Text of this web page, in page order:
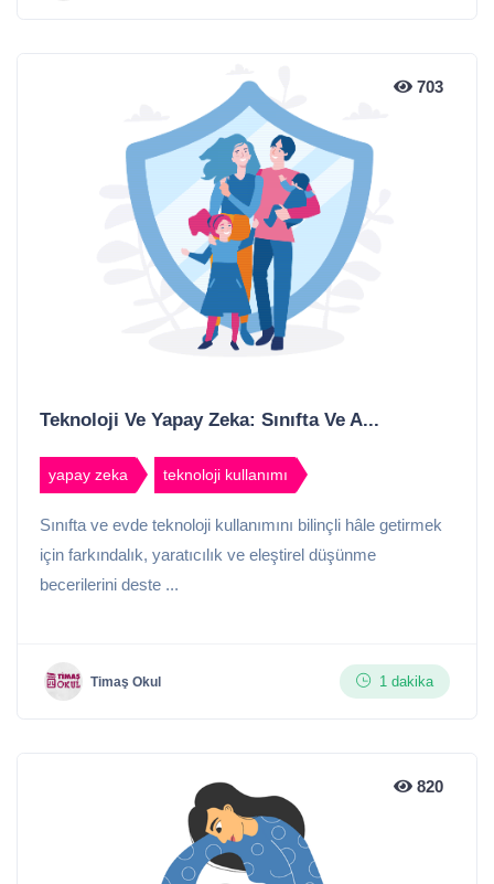
703
Teknoloji Ve Yapay Zeka: Sınıfta Ve A...
yapay zeka teknoloji kullanımı
Sınıfta ve evde teknoloji kullanımını bilinçli hâle getirmek
için farkındalık, yaratıcılık ve eleştirel düşünme
becerilerini deste ...
Timaş Okul 1 dakika
820